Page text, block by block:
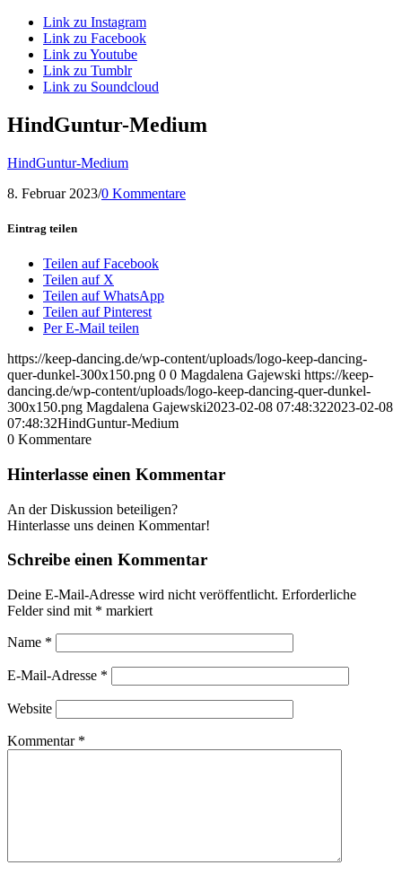
Link zu Instagram
Link zu Facebook
Link zu Youtube
Link zu Tumblr
Link zu Soundcloud
HindGuntur-Medium
HindGuntur-Medium
8. Februar 2023/0 Kommentare
Eintrag teilen
Teilen auf Facebook
Teilen auf X
Teilen auf WhatsApp
Teilen auf Pinterest
Per E-Mail teilen
https://keep-dancing.de/wp-content/uploads/logo-keep-dancing-
quer-dunkel-300x150.png 0 0 Magdalena Gajewski https://keep-
dancing.de/wp-content/uploads/logo-keep-dancing-quer-dunkel-
300x150.png Magdalena Gajewski2023-02-08 07:48:322023-02-08
07:48:32HindGuntur-Medium
0 Kommentare
Hinterlasse einen Kommentar
An der Diskussion beteiligen?
Hinterlasse uns deinen Kommentar!
Schreibe einen Kommentar
Deine E-Mail-Adresse wird nicht veröffentlicht. Erforderliche
Felder sind mit * markiert
Name *
E-Mail-Adresse *
Website
Kommentar *